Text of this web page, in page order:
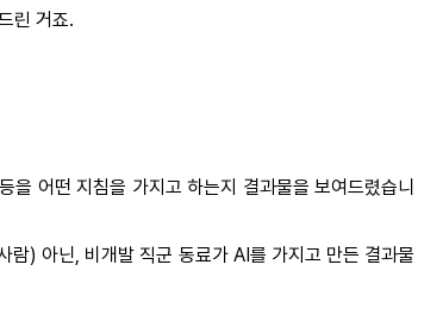
린 거죠.
어떤 지침을 가지고 하는지 결과물을 보여드렸습니
) 아닌, 비개발 직군 동료가 AI를 가지고 만든 결과물